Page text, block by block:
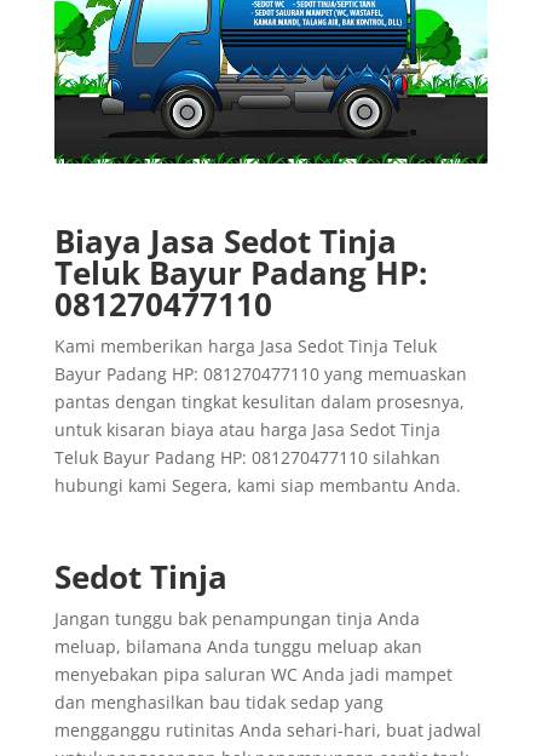
Biaya Jasa Sedot Tinja
Teluk Bayur Padang HP:
081270477110
Kami memberikan harga Jasa Sedot Tinja Teluk
Bayur Padang HP: 081270477110 yang memuaskan
pantas dengan tingkat kesulitan dalam prosesnya,
untuk kisaran biaya atau harga Jasa Sedot Tinja
Teluk Bayur Padang HP: 081270477110 silahkan
hubungi kami Segera, kami siap membantu Anda.
Sedot Tinja
Jangan tunggu bak penampungan tinja Anda
meluap, bilamana Anda tunggu meluap akan
menyebakan pipa saluran WC Anda jadi mampet
dan menghasilkan bau tidak sedap yang
mengganggu rutinitas Anda sehari-hari, buat jadwal